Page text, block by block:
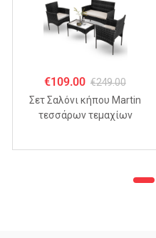
€109.00 €249.00
Σετ Σαλόνι κήπου Martin
τεσσάρων τεμαχίων